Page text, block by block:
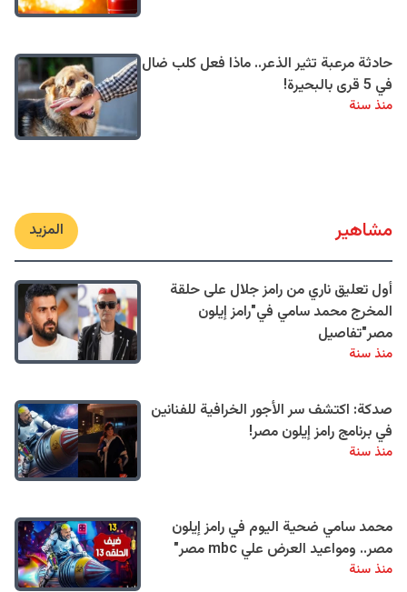
حادثة مرعبة تثير الذعر.. ماذا فعل كلب ضال
في 5 قرى بالبحيرة!
منذ سنة
مشاهير المزيد
أول تعليق ناري من رامز جلال على حلقة
المخرج محمد سامي في"رامز إيلون
مصر"تفاصيل
منذ سنة
صدكة: اكتشف سر الأجور الخرافية للفنانين
في برنامج رامز إيلون مصر!
منذ سنة
محمد سامي ضحية اليوم في رامز إيلون
مصر.. ومواعيد العرض علي mbc مصر"
منذ سنة